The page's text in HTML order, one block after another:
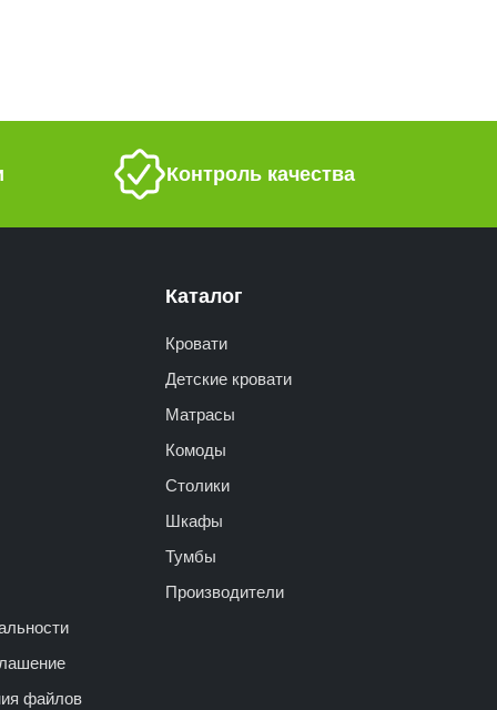
Контроль качества
файлов
Каталог
Кровати
Детские кровати
Матрасы
Комоды
Столики
Шкафы
Тумбы
Производители